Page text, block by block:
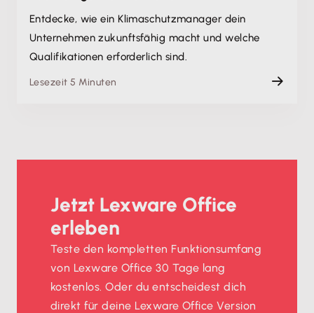
Entdecke, wie ein Klimaschutzmanager dein
Unternehmen zukunftsfähig macht und welche
Qualifikationen erforderlich sind.
Lesezeit 5 Minuten
Jetzt Lexware Office
erleben
Teste den kompletten Funktionsumfang
von Lexware Office 30 Tage lang
kostenlos. Oder du entscheidest dich
direkt für deine Lexware Office Version